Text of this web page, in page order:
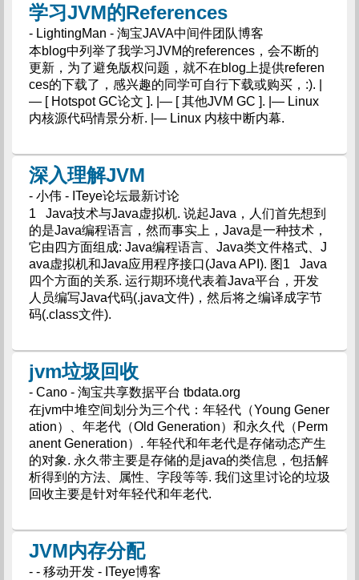
学习JVM的References
- LightingMan - 淘宝JAVA中间件团队博客
本blog中列举了我学习JVM的references，会不断的
更新，为了避免版权问题，就不在blog上提供referen
ces的下载了，感兴趣的同学可自行下载或购买，:). |
— [ Hotspot GC论文 ]. |— [ 其他JVM GC ]. |— Linux
内核源代码情景分析. |— Linux 内核中断内幕.
深入理解JVM
- 小伟 - ITeye论坛最新讨论
1 Java技术与Java虚拟机. 说起Java，人们首先想到
的是Java编程语言，然而事实上，Java是一种技术，
它由四方面组成: Java编程语言、Java类文件格式、J
ava虚拟机和Java应用程序接口(Java API). 图1 Java
四个方面的关系. 运行期环境代表着Java平台，开发
人员编写Java代码(.java文件)，然后将之编译成字节
码(.class文件).
jvm垃圾回收
- Cano - 淘宝共享数据平台 tbdata.org
在jvm中堆空间划分为三个代：年轻代（Young Gener
ation）、年老代（Old Generation）和永久代（Perm
anent Generation）. 年轻代和年老代是存储动态产生
的对象. 永久带主要是存储的是java的类信息，包括解
析得到的方法、属性、字段等等. 我们这里讨论的垃圾
回收主要是针对年轻代和年老代.
JVM内存分配
- - 移动开发 - ITeye博客